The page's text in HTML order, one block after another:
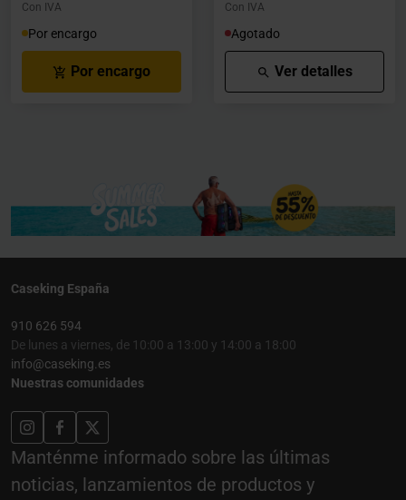
Con IVA
Por encargo
Por encargo
Con IVA
Agotado
Ver detalles
Caseking España
910 626 594
De lunes a viernes, de 10:00 a 13:00 y 14:00 a 18:00
info@caseking.es
Nuestras comunidades
Manténme informado sobre las últimas
noticias, lanzamientos de productos y